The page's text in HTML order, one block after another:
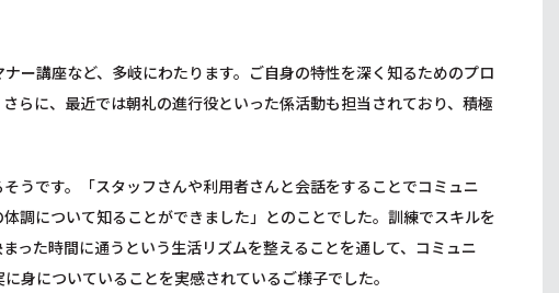
ー講座など、多岐にわたります。ご自身の特性を深く知るためのプロ
らに、最近では朝礼の進行役といった係活動も担当されており、積極
うです。「スタッフさんや利用者さんと会話をすることでコミュニ
調について知ることができました」とのことでした。訓練でスキルを
った時間に通うという生活リズムを整えることを通して、コミュニ
身についていることを実感されているご様子でした。